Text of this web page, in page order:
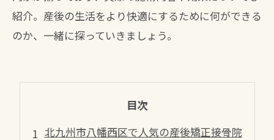
紹介。産後の生活をより快適にするために何ができる
のか、一緒に探っていきましょう。
目次
北九州市八幡西区で人気の産後矯正接骨院